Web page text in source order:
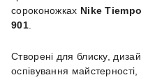
сороконожках Nike
901.
Створені для блиску,
оспівування